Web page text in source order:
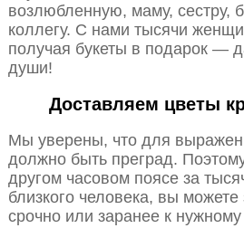
возлюбленную, маму, сестру,
коллегу. С нами тысячи
получая букеты в подарок —
души!
Доставляем цветы
Мы уверены, что для
должно быть преград.
другом часовом поясе за
близкого человека, вы можете
срочно или заранее к